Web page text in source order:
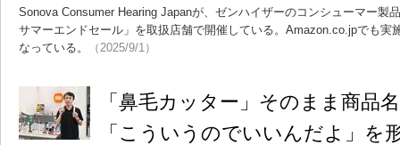
Sonova Consumer Hearing Japanが、ゼンハイザーのコンシューマー製
サマーエンドセール」を取扱店舗で開催している。Amazon.co.jpでも実
なっている。
（2025/9/1）
「鼻毛カッター」そのまま商
「こういうのでいいんだよ」を